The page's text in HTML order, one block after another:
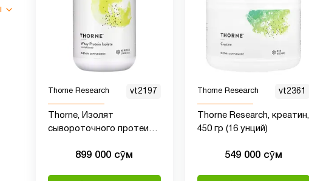
Thorne Research vt2197
Thorne, Изолят
сывороточного протеина,
899 000 сӯм
Thorne Research vt2361
Thorne Research, креатин,
450 гр (16 унций)
549 000 сӯм